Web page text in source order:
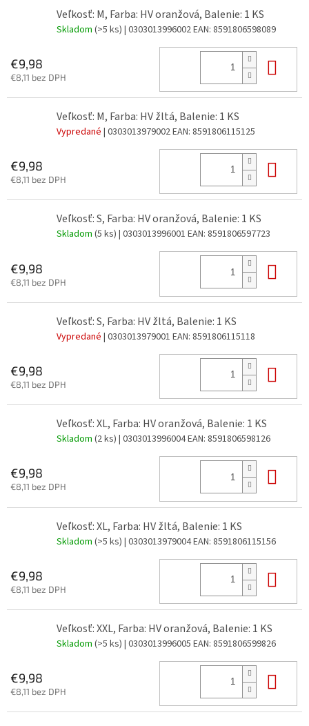
Veľkosť: M, Farba: HV oranžová, Balenie: 1 KS
Skladom (>5 ks) | 0303013996002EAN: 8591806598089
€9,98
€8,11 bez DPH
Veľkosť: M, Farba: HV žltá, Balenie: 1 KS
Vypredané | 0303013979002EAN: 8591806115125
€9,98
€8,11 bez DPH
Veľkosť: S, Farba: HV oranžová, Balenie: 1 KS
Skladom (5 ks) | 0303013996001 EAN: 8591806597723
€9,98
€8,11 bez DPH
Veľkosť: S, Farba: HV žltá, Balenie: 1 KS
Vypredané | 0303013979001 EAN: 8591806115118
€9,98
€8,11 bez DPH
Veľkosť: XL, Farba: HV oranžová, Balenie: 1 KS
Skladom (2 ks) | 0303013996004EAN: 8591806598126
€9,98
€8,11 bez DPH
Veľkosť: XL, Farba: HV žltá, Balenie: 1 KS
Skladom (>5 ks) | 0303013979004EAN: 8591806115156
€9,98
€8,11 bez DPH
Veľkosť: XXL, Farba: HV oranžová, Balenie: 1 KS
Skladom (>5 ks) | 0303013996005 EAN: 8591806599826
€9,98
€8,11 bez DPH